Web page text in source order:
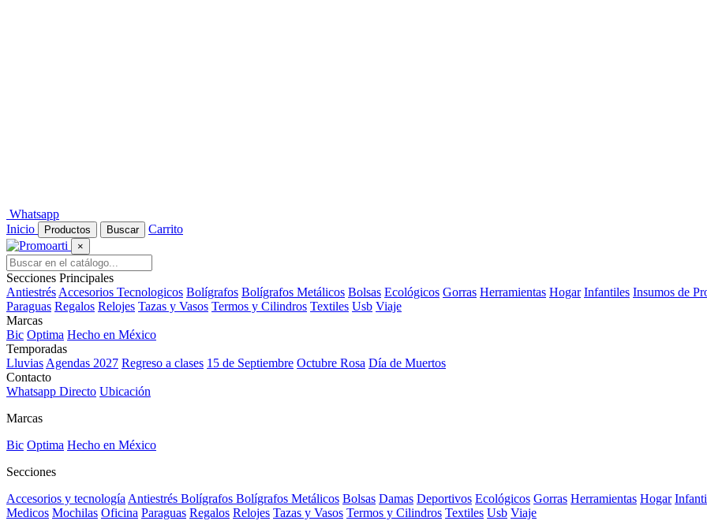
Whatsapp
Inicio
Productos Buscar Carrito
×
Secciones Principales
Antiestrés Accesorios Tecnologicos Bolígrafos Bolígrafos Metálicos Bolsas Ecológicos Gorras Herramientas Hogar Infantiles Insumos de
Paraguas Regalos Relojes Tazas y Vasos Termos y Cilindros Textiles Usb Viaje
Marcas
Bic Optima Hecho en México
Temporadas
Lluvias Agendas 2027 Regreso a clases 15 de Septiembre Octubre Rosa Día de Muertos
Contacto
Whatsapp Directo Ubicación
Marcas
Bic Optima Hecho en México
Secciones
Accesorios y tecnología Antiestrés Bolígrafos Bolígrafos Metálicos Bolsas Damas Deportivos Ecológicos Gorras Herramientas Hogar
Medicos Mochilas Oficina Paraguas Regalos Relojes Tazas y Vasos Termos y Cilindros Textiles Usb Viaje